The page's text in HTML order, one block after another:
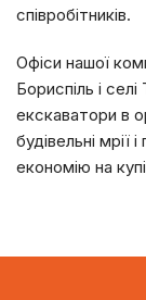
співробітників.
Офіси нашої
Бориспіль і селі
екскаватори в
будівельні мрії
економію на